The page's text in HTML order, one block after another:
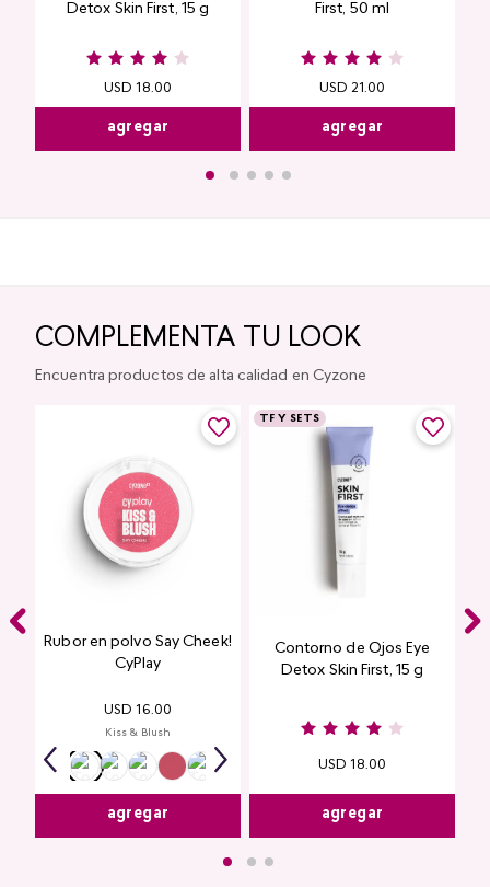
Detox Skin First, 15 g
USD 18.00
agregar
First, 50 ml
USD 21.00
agregar
COMPLEMENTA TU LOOK
Encuentra productos de alta calidad en Cyzone
Rubor en polvo Say Cheek!
CyPlay
USD 16.00
Kiss & Blush
agregar
TF Y SETS
Contorno de Ojos Eye
Detox Skin First, 15 g
USD 18.00
agregar